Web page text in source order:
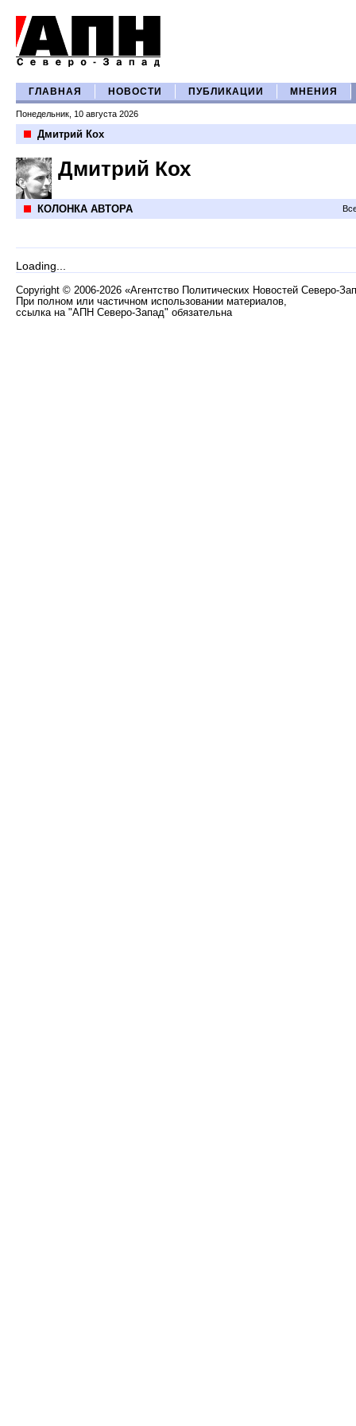
ГЛАВНАЯ НОВОСТИ ПУБЛИКАЦИИ МНЕНИЯ
Понедельник, 10 августа 2026
Дмитрий Кох
Дмитрий Кох
КОЛОНКА АВТОРА
Loading...
Copyright © 2006-2026 «Агентство Политических Новостей Северо-
При полном или частичном использовании материалов,
ссылка на "АПН Северо-Запад" обязательна